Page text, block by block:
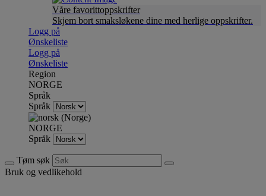
Våre favorittoppskrifter
Skjem bort smaksløkene dine med herlige oppskrifter.
Logg på
Ønskeliste
Logg på
Ønskeliste
Region
NORGE
Språk
Språk
NORGE
Språk
Tøm søk
Bruk og vedlikehold